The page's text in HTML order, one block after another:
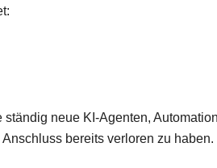
neue KI-Agenten,
bereits verloren zu haben.